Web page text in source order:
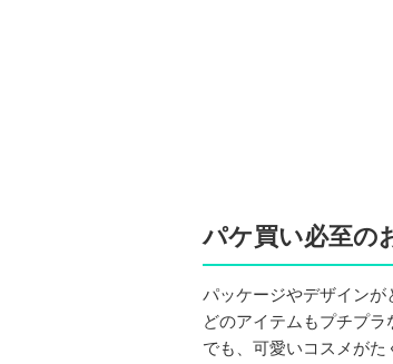
パケ買い必至の
パッケージやデザインが
どのアイテムもプチプラ
でも、可愛いコスメがた